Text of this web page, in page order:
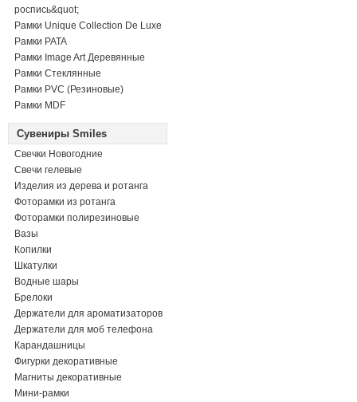
роспись&quot;
Рамки Unique Collection De Luxe
Рамки PATA
Рамки Image Art Деревянные
Рамки Стеклянные
Рамки PVC (Резиновые)
Рамки MDF
Сувениры Smiles
Свечки Новогодние
Свечи гелевые
Изделия из дерева и ротанга
Фоторамки из ротанга
Фоторамки полирезиновые
Вазы
Копилки
Шкатулки
Водные шары
Брелоки
Держатели для ароматизаторов
Держатели для моб телефона
Карандашницы
Фигурки декоративные
Магниты декоративные
Мини-рамки